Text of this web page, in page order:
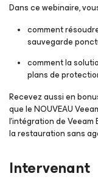
Dans ce webinaire,
comment
sauvegarde
comment la
plans de
Recevez aussi en
que le NOUVEAU
l’intégration de
la restauration sans
Intervenant